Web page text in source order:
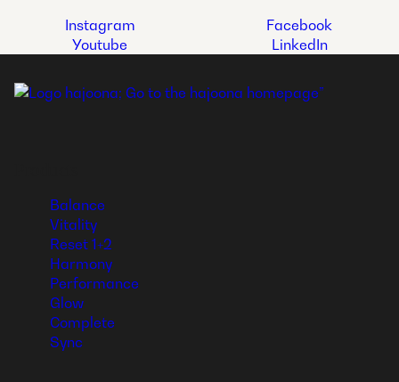
Instagram
Facebook
Youtube
LinkedIn
Balance
Vitality
Reset 1+2
Harmony
Performance
Glow
Complete
Sync